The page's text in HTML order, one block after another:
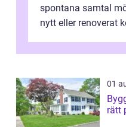
spontana samtal
nytt eller renoverat
01
rätt